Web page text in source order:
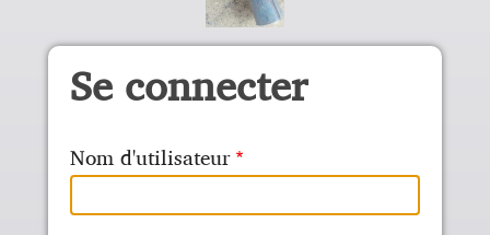
Se connecter
Nom d'utilisateur